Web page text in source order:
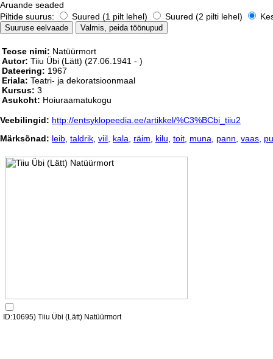
Aruande seaded
Piltide suurus:
Suured (1 pilt lehel) Suured (2 pilti lehel)
Teose nimi: Natüürmort
Autor: Tiiu Übi (Lätt) (27.06.1941 - )
Dateering: 1967
Eriala: Teatri- ja dekoratsioonmaal
Kursus: 3
Asukoht: Hoiuraamatukogu
Veebilingid: http://entsyklopeedia.ee/artikkel/%C3%BCbi_tiiu2
Märksõnad: leib taldrik viil kala räim kilu toit muna pann vaas
ID:10695) Tiiu Übi (Lätt) Natüürmort